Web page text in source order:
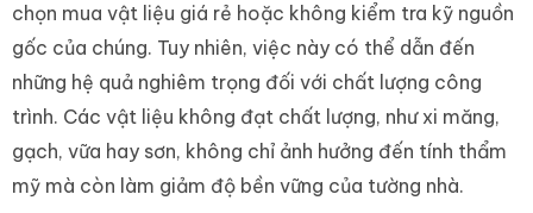
chọn mua vật liệu giá rẻ hoặc không kiểm tra kỹ nguồn
gốc của chúng. Tuy nhiên, việc này có thể dẫn đến
những hệ quả nghiêm trọng đối với chất lượng công
trình. Các vật liệu không đạt chất lượng, như xi măng,
gạch, vữa hay sơn, không chỉ ảnh hưởng đến tính thẩm
mỹ mà còn làm giảm độ bền vững của tường nhà.